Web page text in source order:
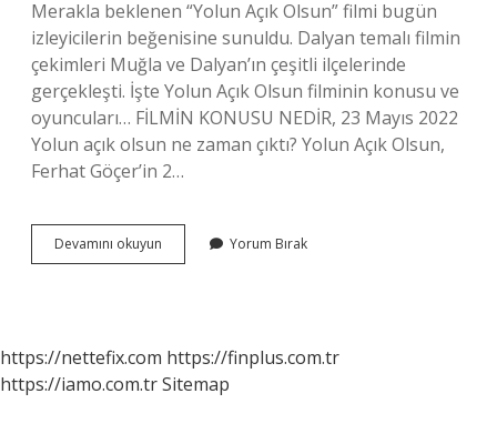
Merakla beklenen “Yolun Açık Olsun” filmi bugün
izleyicilerin beğenisine sunuldu. Dalyan temalı filmin
çekimleri Muğla ve Dalyan’ın çeşitli ilçelerinde
gerçekleşti. İşte Yolun Açık Olsun filminin konusu ve
oyuncuları… FİLMİN KONUSU NEDİR, 23 Mayıs 2022
Yolun açık olsun ne zaman çıktı? Yolun Açık Olsun,
Ferhat Göçer’in 2…
Devamını okuyun
Açık
Yorum Bırak
https://nettefix.com https://finplus.com.tr
https://iamo.com.trSitemap